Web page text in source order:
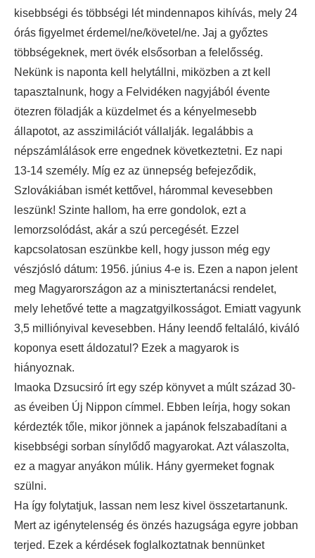
kisebbségi és többségi lét mindennapos kihívás, mely 24
órás figyelmet érdemel/ne/követel/ne. Jaj a győztes
többségeknek, mert övék elsősorban a felelősség.
Nekünk is naponta kell helytállni, miközben a zt kell
tapasztalnunk, hogy a Felvidéken nagyjából évente
ötezren föladják a küzdelmet és a kényelmesebb
állapotot, az asszimilációt vállalják. legalábbis a
népszámlálások erre engednek következtetni. Ez napi
13-14 személy. Míg ez az ünnepség befejeződik,
Szlovákiában ismét kettővel, hárommal kevesebben
leszünk! Szinte hallom, ha erre gondolok, ezt a
lemorzsolódást, akár a szú percegését. Ezzel
kapcsolatosan eszünkbe kell, hogy jusson még egy
vészjósló dátum: 1956. június 4-e is. Ezen a napon jelent
meg Magyarországon az a minisztertanácsi rendelet,
mely lehetővé tette a magzatgyilkosságot. Emiatt vagyunk
3,5 milliónyival kevesebben. Hány leendő feltaláló, kiváló
koponya esett áldozatul? Ezek a magyarok is
hiányoznak.
Imaoka Dzsucsiró írt egy szép könyvet a múlt század 30-
as éveiben Új Nippon címmel. Ebben leírja, hogy sokan
kérdezték tőle, mikor jönnek a japánok felszabadítani a
kisebbségi sorban sínylődő magyarokat. Azt válaszolta,
ez a magyar anyákon múlik. Hány gyermeket fognak
szülni.
Ha így folytatjuk, lassan nem lesz kivel összetartanunk.
Mert az igénytelenség és önzés hazugsága egyre jobban
terjed. Ezek a kérdések foglalkoztatnak bennünket